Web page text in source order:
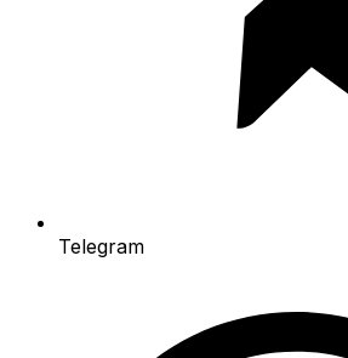
Telegram